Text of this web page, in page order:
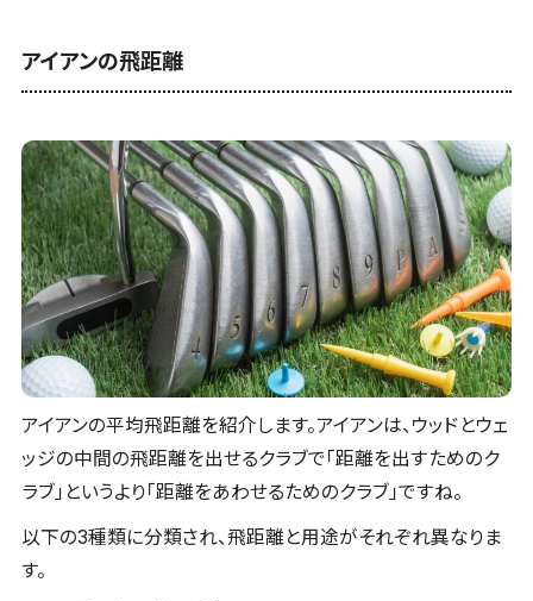
アイアンの飛距離
アイアンの平均飛距離を紹介します。アイアンは、ウッドとウェ
ッジの中間の飛距離を出せるクラブで「距離を出すためのク
ラブ」というより「距離をあわせるためのクラブ」ですね。
以下の3種類に分類され、飛距離と用途がそれぞれ異なりま
す。